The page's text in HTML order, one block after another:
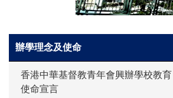
環球探索
入學申請
Side
Meun
辦學理念及使命
香港中華基督教青年會興辦學校教育
使命宣言